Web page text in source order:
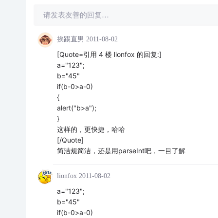
请发表友善的回复…
挨踢直男 2011-08-02
[Quote=引用 4 楼 lionfox 的回复:]
a="123";
b="45"
if(b-0>a-0)
{
alert("b>a");
}
这样的，更快捷，哈哈
[/Quote]
简洁规简洁，还是用parseInt吧，一目了解
lionfox 2011-08-02
a="123";
b="45"
if(b-0>a-0)